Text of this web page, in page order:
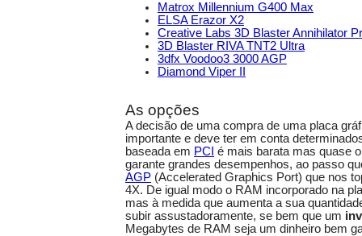
Matrox Millennium G400 Max
ELSA Erazor X2
Creative Labs 3D Blaster Annihilator
3D Blaster RIVA TNT2 Ultra
3dfx Voodoo3 3000 AGP
Diamond Viper II
As opções
A decisão de uma compra de uma placa
importante e deve ter em conta
baseada em PCI é mais barata mas quase
garante grandes desempenhos, ao passo
AGP (Accelerated Graphics Port) que nos
4X. De igual modo o RAM incorporado na
mas à medida que aumenta a sua
subir assustadoramente, se bem que um
Megabytes de RAM seja um dinheiro bem